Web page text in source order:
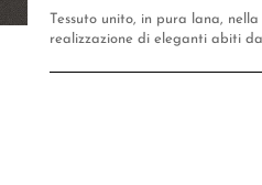
Tessuto unito, in pura lana,
realizzazione di eleganti abiti